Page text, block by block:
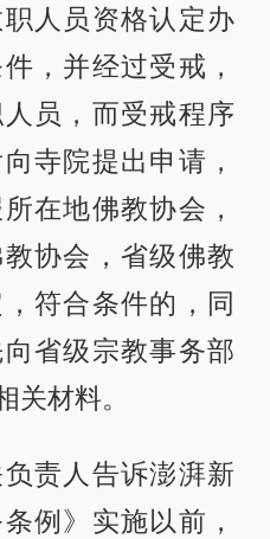
人员资格认定办
，并经过受戒，
员，而受戒程序
寺院提出申请，
在地佛教协会，
协会，省级佛教
符合条件的，同
省级宗教事务部
关材料。
责人告诉澎湃新
例》实施以前，